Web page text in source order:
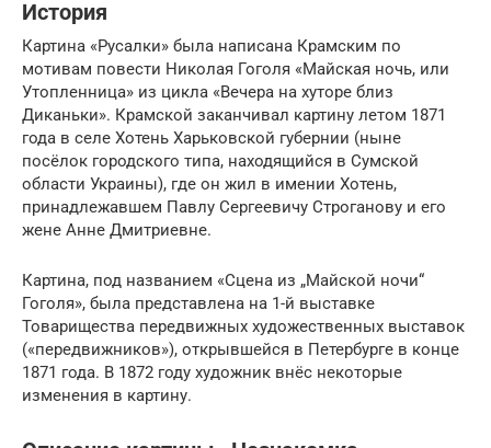
История
Картина «Русалки» была написана Крамским по
мотивам повести Николая Гоголя «Майская ночь, или
Утопленница» из цикла «Вечера на хуторе близ
Диканьки». Крамской заканчивал картину летом 1871
года в селе Хотень Харьковской губернии (ныне
посёлок городского типа, находящийся в Сумской
области Украины), где он жил в имении Хотень,
принадлежавшем Павлу Сергеевичу Строганову и его
жене Анне Дмитриевне.
Картина, под названием «Сцена из „Майской ночи“
Гоголя», была представлена на 1-й выставке
Товарищества передвижных художественных выставок
(«передвижников»), открывшейся в Петербурге в конце
1871 года. В 1872 году художник внёс некоторые
изменения в картину.